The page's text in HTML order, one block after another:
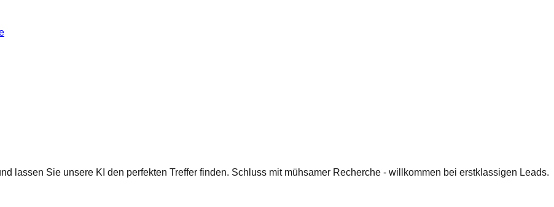
lassen Sie unsere KI den perfekten Treffer finden. Schluss mit mühsamer Recherche - willkommen bei erstklassigen Leads.